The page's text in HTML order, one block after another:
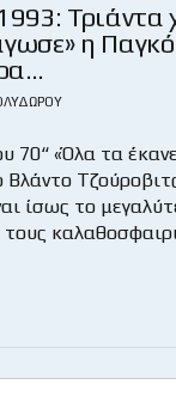
Τριάντα
η
70“ «Όλα τα
Βλάντο
ίσως το